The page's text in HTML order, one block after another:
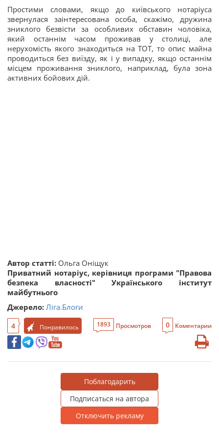
Простими словами, якщо до київського нотаріуса
звернулася заінтересована особа, скажімо, дружина
зниклого безвісти за особливих обставин чоловіка,
який останнім часом проживав у столиці, але
нерухомість якого знаходиться на ТОТ, то опис майна
проводиться без виїзду, як і у випадку, якщо останнім
місцем проживання зниклого, наприклад, була зона
активних бойових дій.
Автор статті: Ольга Оніщук
Приватний нотаріус, керівниця програми "Правова
безпека власності" Українського інститут
майбутнього
Джерело: Ліга.Блоги
4 Понравилось 1893 Просмотров 0 Коментарии
Поблагодарить
Подписаться на автора
Отключить рекламу